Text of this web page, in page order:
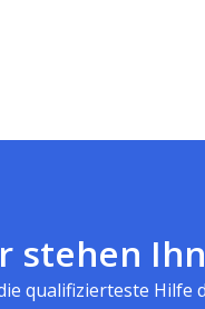
stehen
qualifizierteste Hilfe